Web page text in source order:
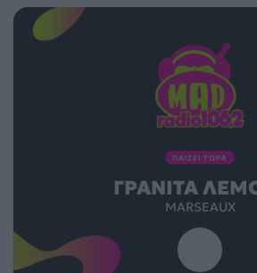
ΠΑΙΖΕΙ ΤΩΡΑ
ΓΡΑΝΊΤΑ
MARSEAUX